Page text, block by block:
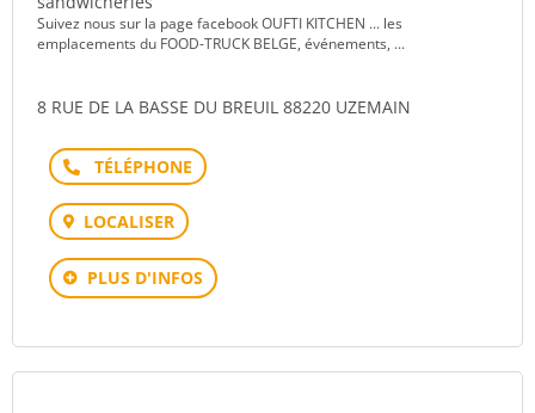
Suivez nous sur la page facebook OUFTI KITCHEN ... les
emplacements du FOOD-TRUCK BELGE, événements, ...
8 RUE DE LA BASSE DU BREUIL 88220 UZEMAIN
Téléphone
LOCALISER
PLUS D'INFOS